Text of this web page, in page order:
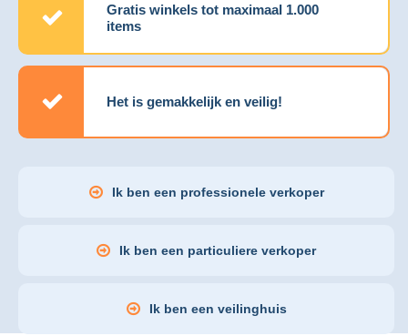
Gratis winkels tot maximaal 1.000
items
Het is gemakkelijk en veilig!
Ik ben een professionele verkoper
Ik ben een particuliere verkoper
Ik ben een veilinghuis